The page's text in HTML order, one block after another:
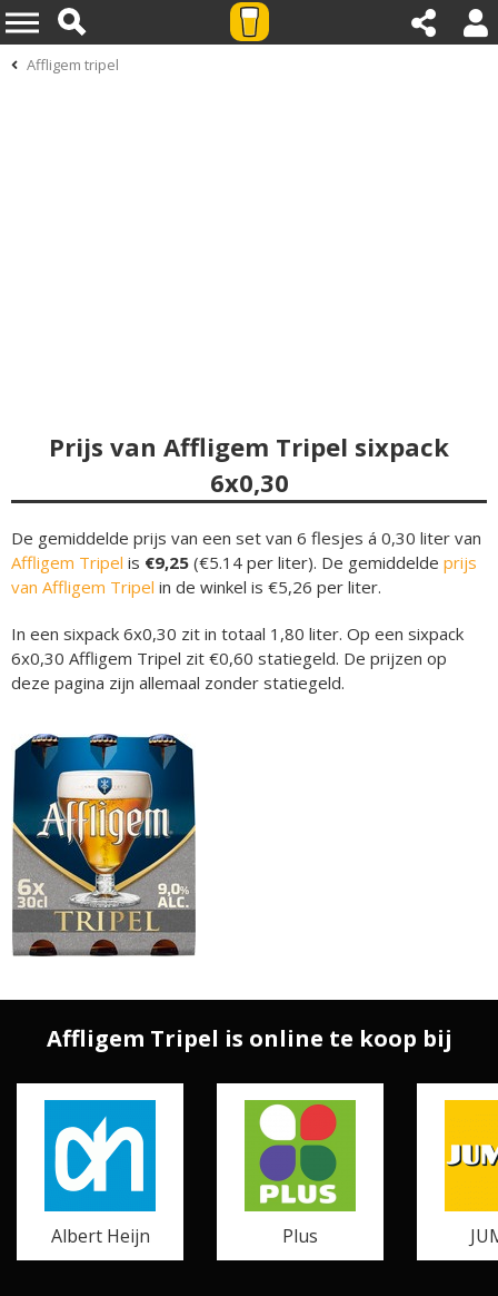
Affligem tripel
Prijs van Affligem Tripel sixpack
6x0,30
De gemiddelde prijs van een set van 6 flesjes á 0,30 liter van
Affligem Tripel is €9,25 (€5.14 per liter). De gemiddelde prijs
van Affligem Tripel in de winkel is €5,26 per liter.
In een sixpack 6x0,30 zit in totaal 1,80 liter. Op een sixpack
6x0,30 Affligem Tripel zit €0,60 statiegeld. De prijzen op
deze pagina zijn allemaal zonder statiegeld.
Affligem Tripel is online te koop bij
Albert Heijn Plus